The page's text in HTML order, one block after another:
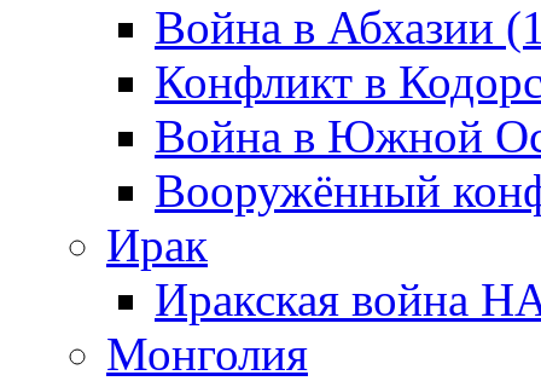
Война в Абхазии
Конфликт в
Война в Южной
Вооружённый
Ирак
Иракская война
Монголия